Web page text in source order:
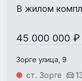
В жилом
45 000 000 ₽
Зорге улица, 9
ст. Зорге